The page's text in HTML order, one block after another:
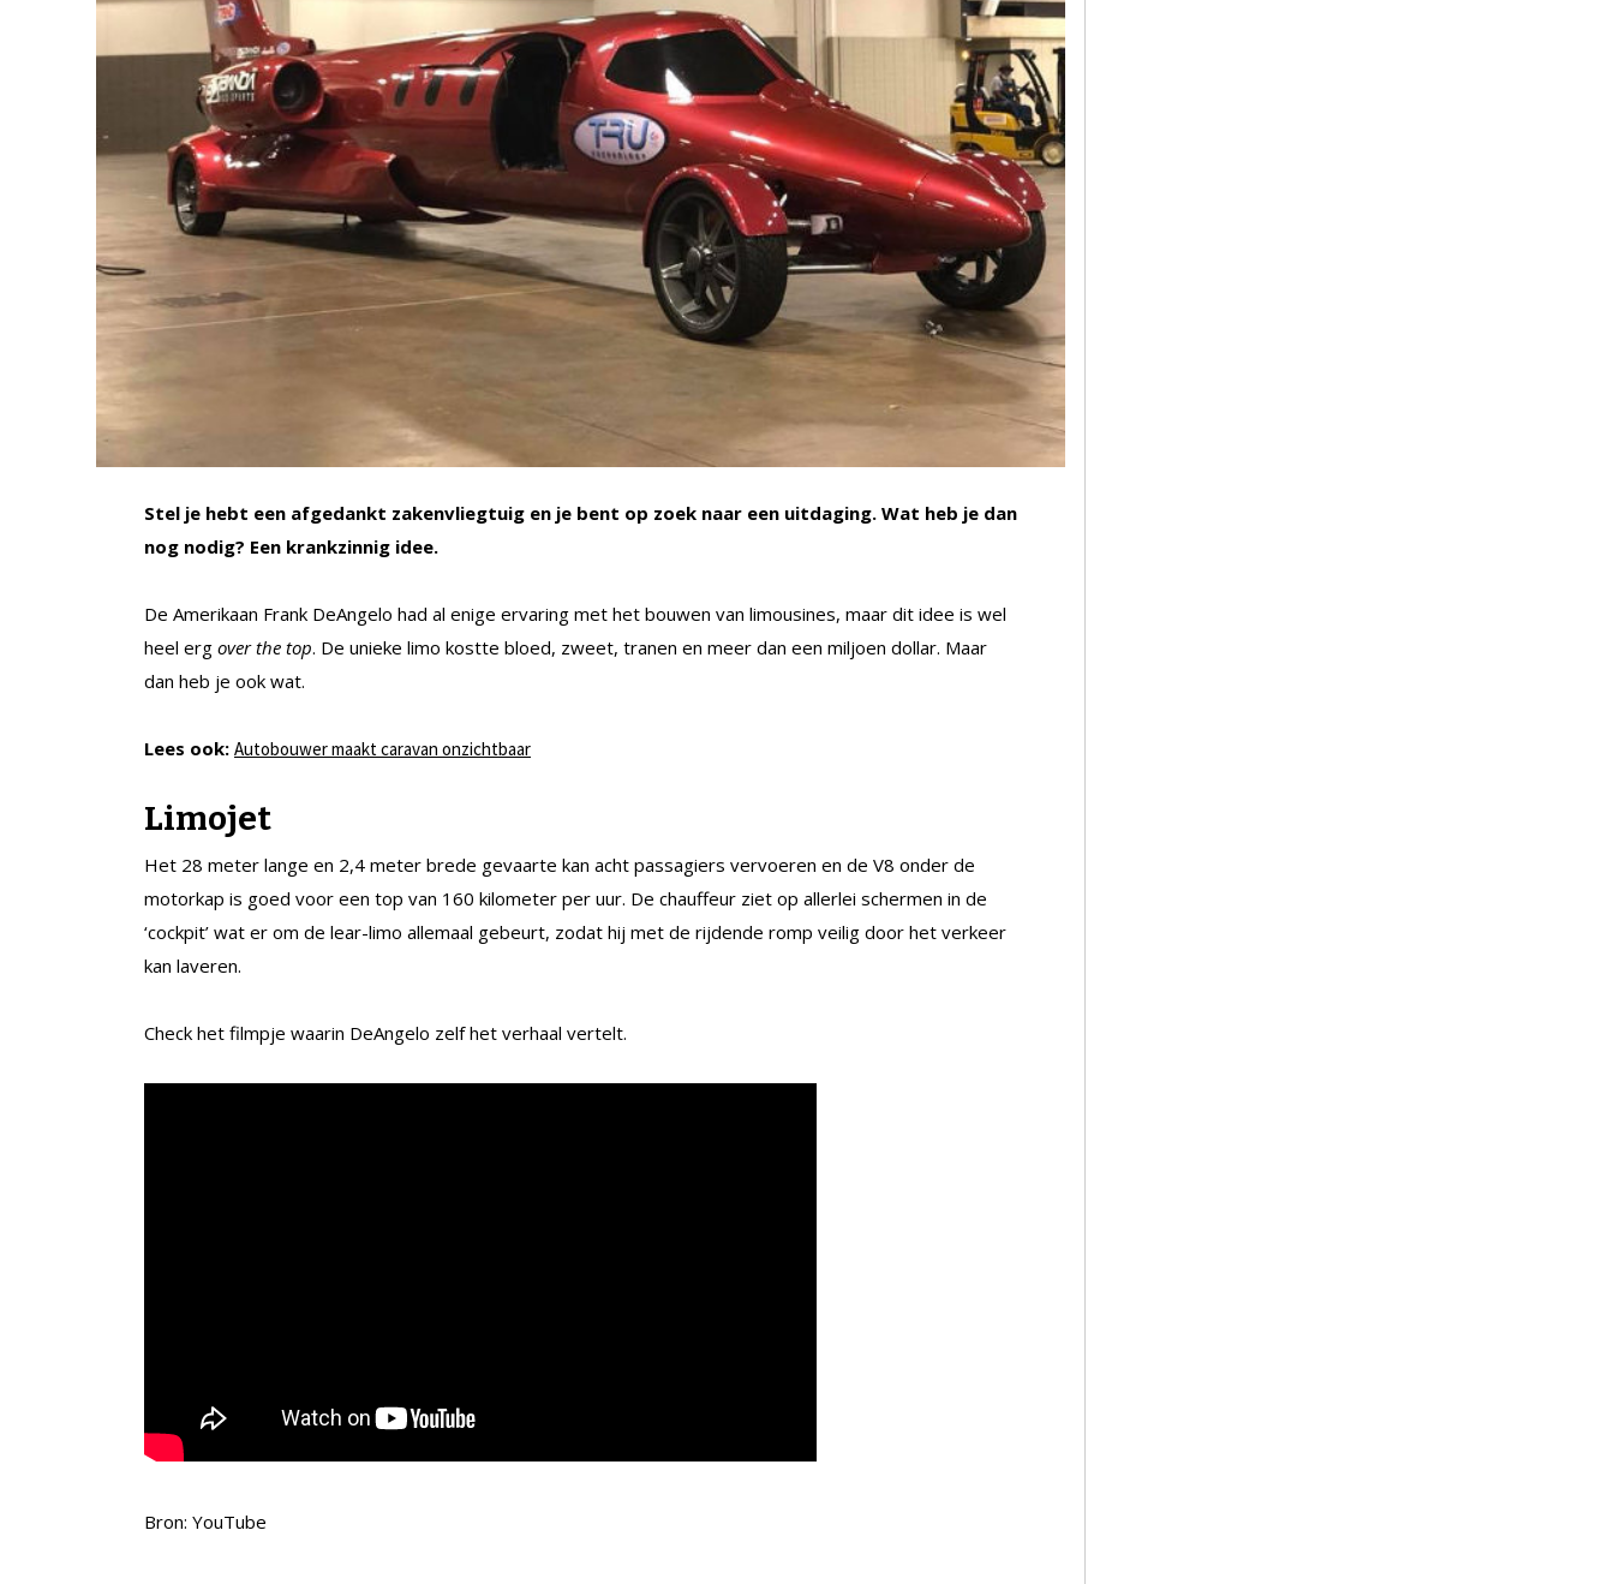
Stel je hebt een afgedankt zakenvliegtuig en je bent op zoek naar een uitdaging. Wat heb je dan
nog nodig? Een krankzinnig idee.
De Amerikaan Frank DeAngelo had al enige ervaring met het bouwen van limousines, maar dit idee is wel
heel erg over the top. De unieke limo kostte bloed, zweet, tranen en meer dan een miljoen dollar. Maar
dan heb je ook wat.
Lees ook: Autobouwer maakt caravan onzichtbaar
Limojet
Het 28 meter lange en 2,4 meter brede gevaarte kan acht passagiers vervoeren en de V8 onder de
motorkap is goed voor een top van 160 kilometer per uur. De chauffeur ziet op allerlei schermen in de
‘cockpit’ wat er om de lear-limo allemaal gebeurt, zodat hij met de rijdende romp veilig door het verkeer
kan laveren.
Check het filmpje waarin DeAngelo zelf het verhaal vertelt.
Bron: YouTube